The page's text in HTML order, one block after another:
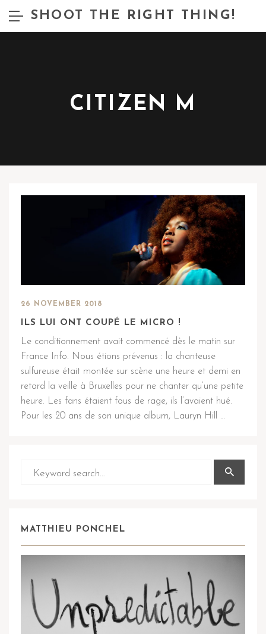
SHOOT THE RIGHT THING!
CITIZEN M
26 NOVEMBER 2018
ILS LUI ONT COUPÉ LE MICRO !
Le conditionnement avait commencé dès le matin sur
France Info. Nous étions prévenus : la chanteuse
sulfureuse était montée sur scène une heure et demi en
retard la veille à Bruxelles pour ne chanter qu’une petite
heure. Les fans étaient fous de rage, ils l’avaient hué.
Pour les 20 ans de son unique album, Lauryn Hill …
MATTHIEU PONCHEL